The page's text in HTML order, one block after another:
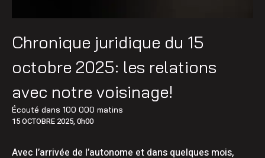
Chronique juridique du 15
octobre 2025: les relations
avec notre voisinage!
Écouté dans 100 000 matins
15 OCTOBRE 2025, 0h00
Avec l’arrivée de l’autonome et dans quelques mois,